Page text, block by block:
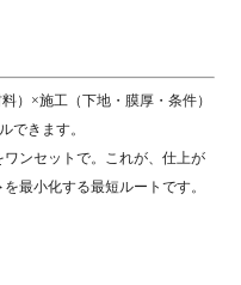
）×施工（下地・膜厚・条件）
できます。
ワンセットで。これが、仕上が
を最小化する最短ルートです。